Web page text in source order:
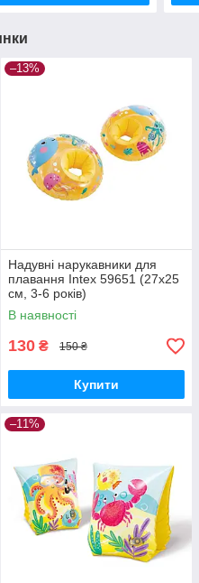
–13%
Надувні нарукавники для
плавання Intex 59651 (27х25
см, 3-6 років)
В наявності
130 ₴ 150 ₴
Купити
–11%